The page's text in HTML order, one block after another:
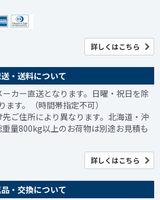
詳しくはこちら
・送料について
カー直送となります。日曜・祝日を除
す。（時間帯指定不可）
ご住所により異なります。北海道・沖
量800kg以上のお荷物は別途お見積も
詳しくはこちら
・交換について